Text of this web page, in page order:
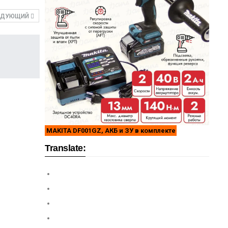
MAKITA DF001GZ, АКБ и ЗУ в комплекте
Translate: